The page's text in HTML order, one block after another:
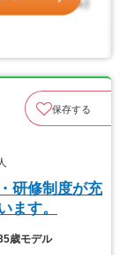
保存する
研修制度が充
ます。
歳モデル